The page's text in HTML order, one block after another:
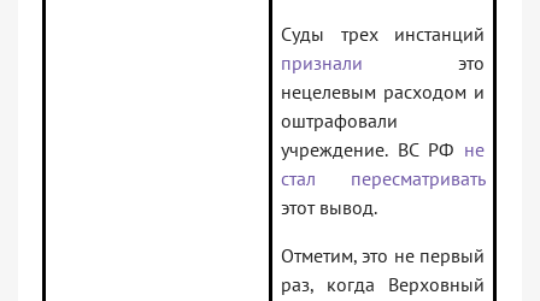
Суды трех инстанций
признали это
нецелевым расходом и
оштрафовали
учреждение. ВС РФ не
стал пересматривать
этот вывод.
Отметим, это не первый
раз, когда Верховный